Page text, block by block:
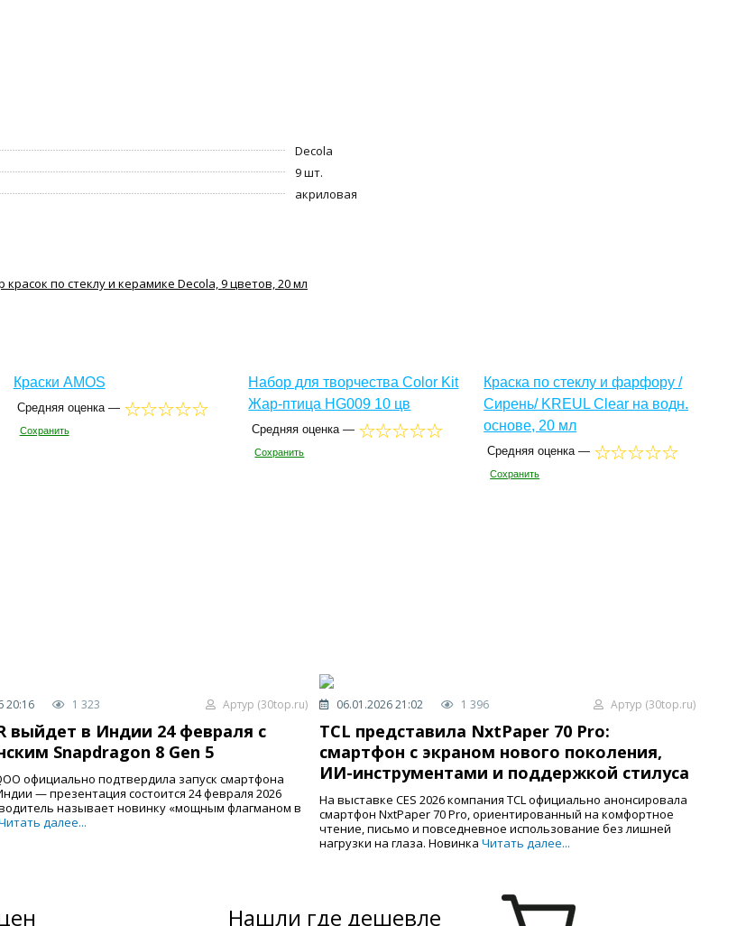
Decola
9 шт.
акриловая
Краски AMOS
Средняя оценка —
Сохранить
Набор для творчества Color Kit
Жар-птица HG009 10 цв
Средняя оценка —
Сохранить
Краска по стеклу и фарфору /
Сирень/ KREUL Clear на водн.
основе, 20 мл
Средняя оценка —
Сохранить
20:16 1 323 Артур (30top.ru)
выйдет в Индии 24 февраля с
Snapdragon 8 Gen 5
официально подтвердила запуск смартфона
— презентация состоится 24 февраля 2026
называет новинку «мощным флагманом в
далее...
06.01.2026 21:02 1 396 Артур (30top.ru)
TCL представила NxtPaper 70 Pro:
смартфон с экраном нового поколения,
ИИ-инструментами и поддержкой стилуса
На выставке CES 2026 компания TCL официально анонсировала
смартфон NxtPaper 70 Pro, ориентированный на комфортное
чтение, письмо и повседневное использование без лишней
нагрузки на глаза. Новинка Читать далее...
Нашли где дешевле